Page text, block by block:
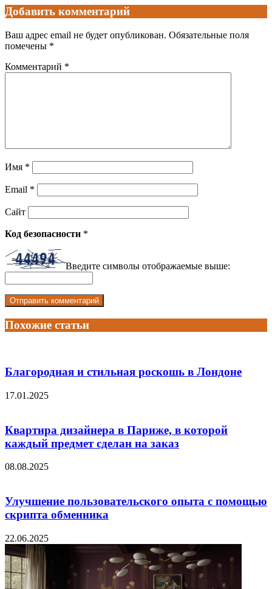
Добавить комментарий
Ваш адрес email не будет опубликован. Обязательные поля
помечены *
Комментарий *
Имя *
Email *
Сайт
Код безопасности *
Введите символы отображаемые выше:
Похожие статьи
Благородная и стильная роскошь в Лондоне
17.01.2025
Квартира дизайнера в Париже, в которой
каждый предмет сделан на заказ
08.08.2025
Улучшение пользовательского опыта с помощью
скрипта обменника
22.06.2025